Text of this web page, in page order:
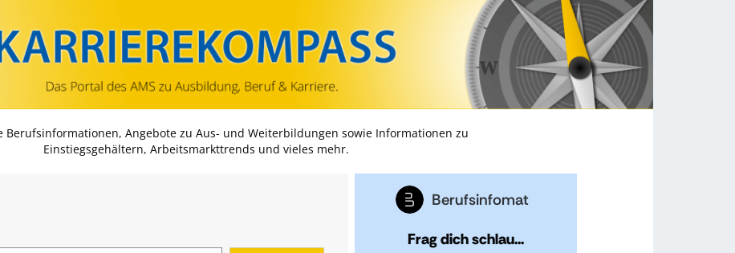
Zum Inhalt springen
Zum Navmenü springen
Zur Suche springen
Zur Footer springen
Berufsinformationen, Angebote zu Aus- und Weiterbildungen sowie Informationen zu
Einstiegsgehältern, Arbeitsmarkttrends und vieles mehr.
Berufsinfomat
Frag dich schlau...